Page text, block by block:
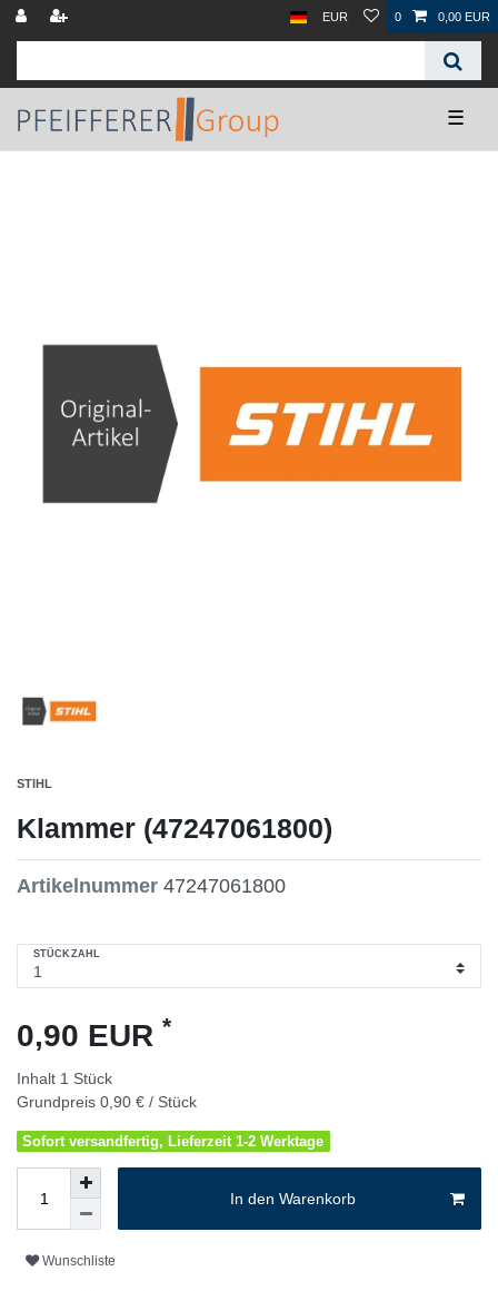
EUR 0 0,00 EUR
☰
STIHL
Klammer (47247061800)
Artikelnummer 47247061800
STÜCKZAHL
0,90 EUR *
Inhalt 1 Stück
Grundpreis 0,90 € / Stück
Sofort versandfertig, Lieferzeit 1-2 Werktage
In den Warenkorb
Wunschliste